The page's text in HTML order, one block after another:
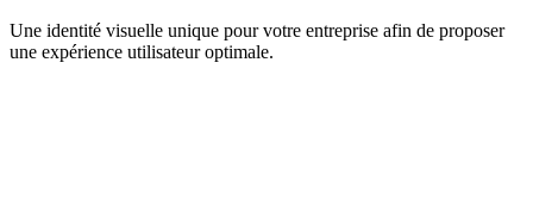
Une identité visuelle unique pour votre entreprise afin de proposer
une expérience utilisateur optimale.